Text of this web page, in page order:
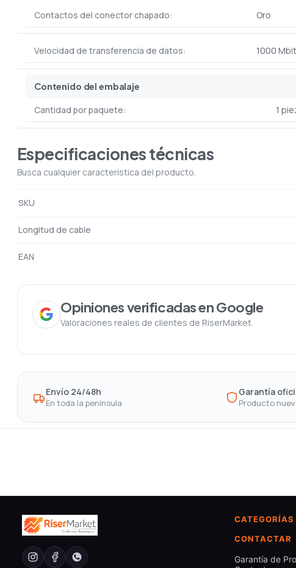
Contactos del conector chapado: Oro
Velocidad de transferencia de datos: 1000
Contenido del embalaje
Cantidad por paquete: 1
Especificaciones técnicas
Busca cualquier característica del producto.
SKU
Longitud de cable
EAN
Opiniones verificadas en Google
Valoraciones reales de clientes de RiserMarket.
Envío 24/48h
En toda la península
Garantía
Producto
CATEGORÍAS
CONTACTAR
Garantía de